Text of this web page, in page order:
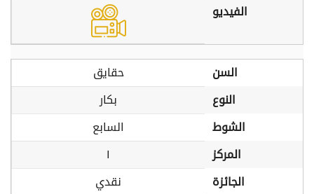
الفيديو
السن
حقايق
النوع
بكار
الشوط
السابع
المركز
١
الجائزة
نقدي